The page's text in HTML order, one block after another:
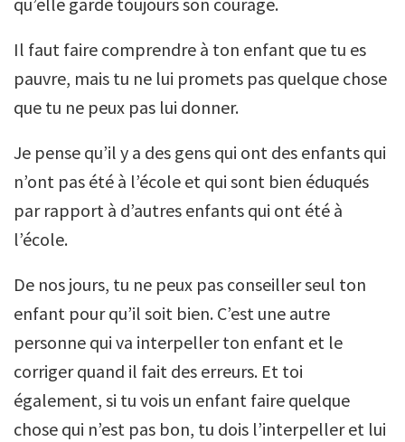
Il faut faire comprendre à ton enfant que tu es
pauvre, mais tu ne lui promets pas quelque chose
que tu ne peux pas lui donner.
Je pense qu’il y a des gens qui ont des enfants qui
n’ont pas été à l’école et qui sont bien éduqués
par rapport à d’autres enfants qui ont été à
l’école.
De nos jours, tu ne peux pas conseiller seul ton
enfant pour qu’il soit bien. C’est une autre
personne qui va interpeller ton enfant et le
corriger quand il fait des erreurs. Et toi
également, si tu vois un enfant faire quelque
chose qui n’est pas bon, tu dois l’interpeller et lui